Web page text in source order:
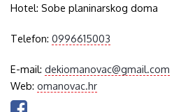
Hotel:Sobe planinarskog doma
Telefon:0996615003
E-mail:dekiomanovac@gmail.com
Web:omanovac.hr